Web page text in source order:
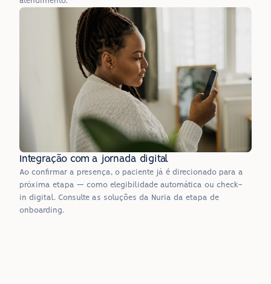
Integração com a jornada digital
Ao confirmar a presença, o paciente já é direcionado para a
próxima etapa — como elegibilidade automática ou check-
in digital. Consulte as soluções da Nuria da etapa de
onboarding.